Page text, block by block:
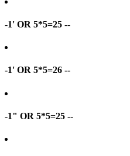
-1' OR 5*5=25 --
-1' OR 5*5=26 --
-1" OR 5*5=25 --